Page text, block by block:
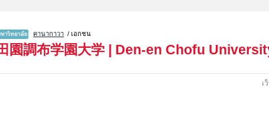
คานากาวา / เอกชน
園調布学園大学 | Den-en Chofu
เ